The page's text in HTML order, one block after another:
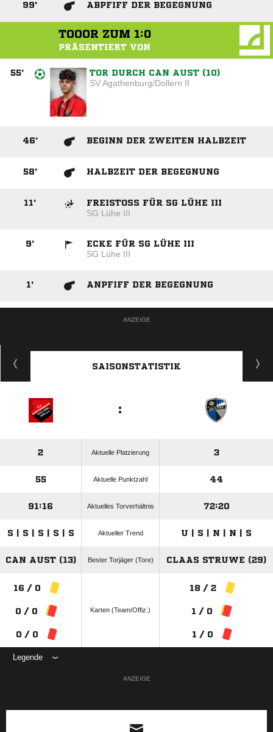
99' ABPFIFF DER BEGEGNUNG
TOOOR ZUM 1:0
PRÄSENTIERT VON
55' TOR DURCH CAN AUST (10)
SV Agathenburg/Dollern II
46' BEGINN DER ZWEITEN HALBZEIT
58' HALBZEIT DER BEGEGNUNG
11' FREISTOSS FÜR SG LÜHE III
SG Lühe III
9' ECKE FÜR SG LÜHE III
SG Lühe III
1' ANPFIFF DER BEGEGNUNG
ANZEIGE
SAISONSTATISTIK
:
2 Aktuelle Platzierung 3
55 Aktuelle Punktzahl 44
91:16 Aktuelles Torverhältnis 72:20
S | S | S | S | S Aktueller Trend U | S | N | N | S
CAN AUST (13) Bester Torjäger (Tore) CLAAS STRUWE (29)
16 / 0
0 / 0
0 / 0
Karten (Team/Offiz.)
18 / 2
1 / 0
1 / 0
Legende
ANZEIGE